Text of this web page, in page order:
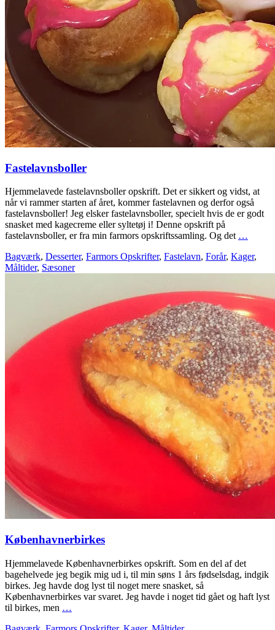
Fastelavnsboller
Hjemmelavede fastelavnsboller opskrift. Det er sikkert og vidst, at
når vi rammer starten af året, kommer fastelavnen og derfor også
fastelavnsboller! Jeg elsker fastelavnsboller, specielt hvis de er godt
snasket med kagecreme eller syltetøj i! Denne opskrift på
fastelavnsboller, er fra min farmors opskriftssamling. Og det …
Bagværk, Desserter, Farmors Opskrifter, Fastelavn, Forår, Kager,
Måltider, Sæsoner
Københavnerbirkes
Hjemmelavede Københavnerbirkes opskrift. Som en del af det
bagehelvede jeg begik mig ud i, til min søns 1 års fødselsdag, indgik
birkes. Jeg havde dog lyst til noget mere snasket, så
Københavnerbirkes var svaret. Jeg havde i noget tid gået og haft lyst
til birkes, men …